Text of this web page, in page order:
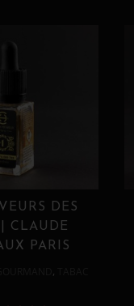
DES
| CLAUDE
PARIS
,